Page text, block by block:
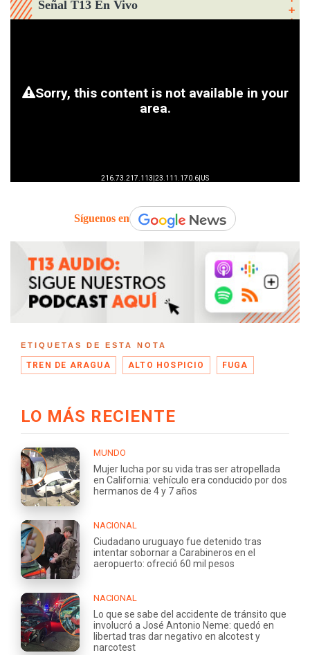
Señal T13 En Vivo
Síguenos en
ETIQUETAS DE ESTA NOTA
TREN DE ARAGUA ALTO HOSPICIO FUGA
LO MÁS RECIENTE
MUNDO
Mujer lucha por su vida tras ser atropellada
en California: vehículo era conducido por dos
hermanos de 4 y 7 años
NACIONAL
Ciudadano uruguayo fue detenido tras
intentar sobornar a Carabineros en el
aeropuerto: ofreció 60 mil pesos
NACIONAL
Lo que se sabe del accidente de tránsito que
involucró a José Antonio Neme: quedó en
libertad tras dar negativo en alcotest y
narcotest